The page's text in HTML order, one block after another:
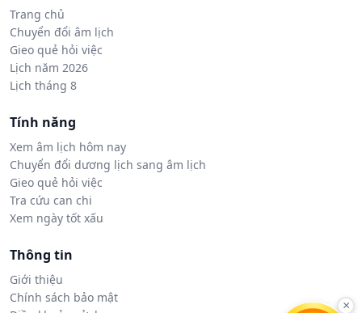
Trang chủ
Chuyển đổi âm lịch
Gieo quẻ hỏi việc
Lịch năm 2026
Lịch tháng 8
Tính năng
Xem âm lịch hôm nay
Chuyển đổi dương lịch sang âm lịch
Gieo quẻ hỏi việc
Tra cứu can chi
Xem ngày tốt xấu
Thông tin
Giới thiệu
Chính sách bảo mật
×